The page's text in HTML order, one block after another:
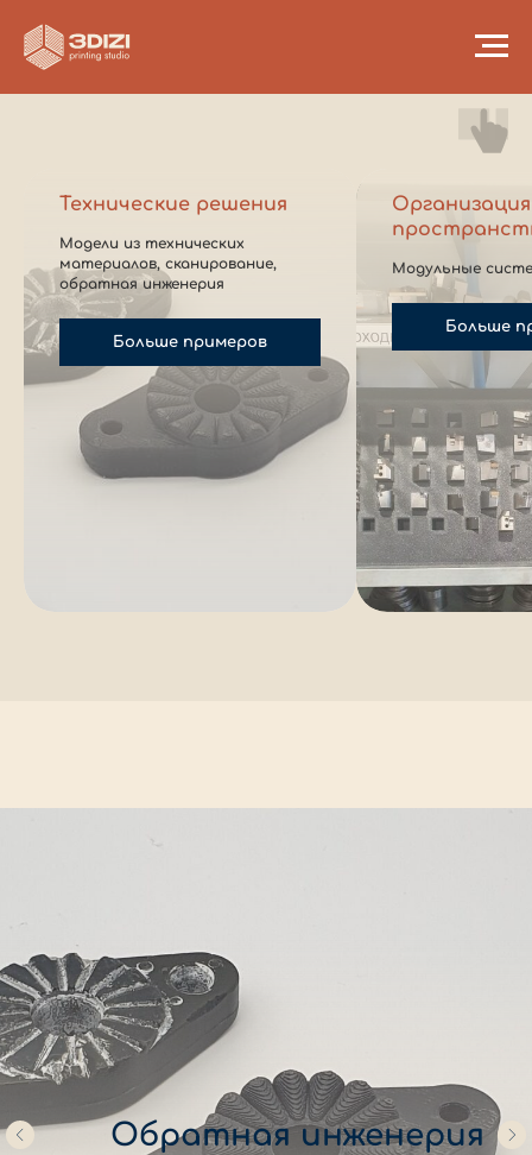
Технические решения
Модели из технических
материалов, сканирование,
обратная инженерия
Больше примеров
Модульные
Больше
Обратная инженерия